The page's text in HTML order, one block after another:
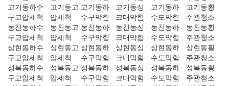
고기동하수
구고압세척
고기동고
압세척
고기동하
수구막힘
고기동싱
크대막힘
고기동하
수도막힘
고기동횡
주관청소
동천동하수
구고압세척
동천동고
압세척
동천동하
수구막힘
동천동싱
크대막힘
동천동하
수도막힘
동천동횡
주관청소
상현동하수
구고압세척
상현동고
압세척
상현동하
수구막힘
상현동싱
크대막힘
상현동하
수도막힘
상현동횡
주관청소
성복동하수
구고압세척
성복동고
압세척
성복동하
수구막힘
성복동싱
크대막힘
성복동하
수도막힘
성복동횡
주관청소